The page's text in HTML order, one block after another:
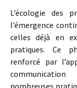
L’écologie des
l’émergence
celles déjà en
pratiques. Ce
renforcé par
nombreuses